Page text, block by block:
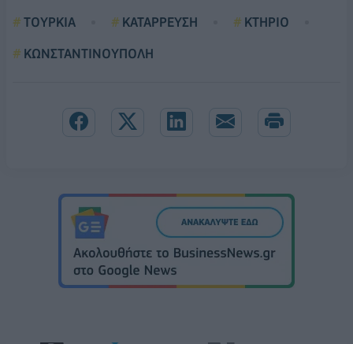
ΤΟΥΡΚΙΑ ΚΑΤΑΡΡΕΥΣΗ
ΚΤΗΡΙΟ
ΚΩΝΣΤΑΝΤΙΝΟΥΠΟΛΗ